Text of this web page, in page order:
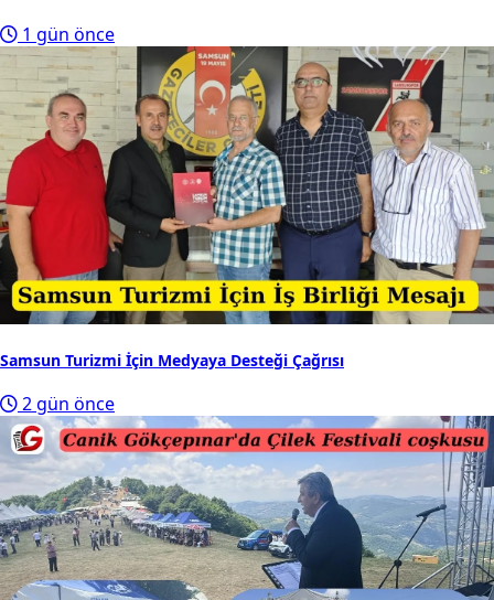
1 gün önce
Samsun Turizmi İçin Medyaya Desteği Çağrısı
2 gün önce